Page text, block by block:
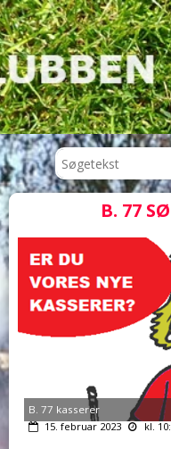
B. 77
B. 77 kasserer
15. februar 2023
kl.